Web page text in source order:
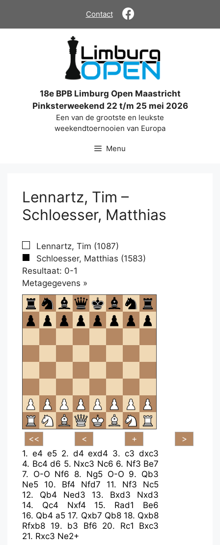
de
Contact
18e BPB Limburg Open Maastricht
Pinksterweekend 22 t/m 25 mei 2026
Een van de grootste en leukste
weekendtoernooien van Europa
Menu
Lennartz, Tim –
Schloesser, Matthias
Lennartz, Tim (1087)
Schloesser, Matthias (1583)
Resultaat: 0-1
Metagegevens »
om
te
openen.
1. e4 e5 2. d4 exd4 3.c3 dxc3
4. Bc4 d6 5. Nxc3 Nc6 6. Nf3 Be7
7. O-O Nf6 8. Ng5 O-O 9. Qb3
Ne5
10. Bf4 Nfd7 11. Nf3
Nc5
12. Qb4 Ned3 13. Bxd3
Nxd3
14. Qc4 Nxf4 15. Rad1
Be6
16. Qb4 a5 17. Qxb7 Qb8 18. Qxb8
Rfxb8 19. b3 Bf6 20. Rc1
Bxc3
21. Rxc3 Ne2+